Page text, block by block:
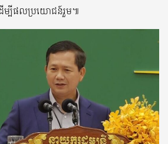
ម្បីផលប្រយោជន៍រួម៕